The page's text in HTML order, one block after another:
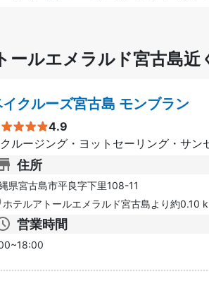
ールエメラルド宮古島
クルーズ宮古島 モンブラン
4.9
クルージング・ヨットセーリング・サン
住所
県宮古島市平良字下里108-11
ホテルアトールエメラルド宮古島より約0.10
営業時間